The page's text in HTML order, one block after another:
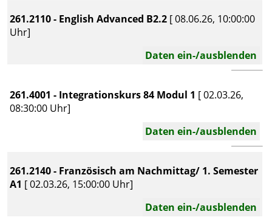
261.2110 - English Advanced B2.2[ 08.06.26, 10:00:00
Uhr]
Daten ein-/ausblenden
261.4001 - Integrationskurs 84 Modul 1 [ 02.03.26,
08:30:00 Uhr]
Daten ein-/ausblenden
261.2140 - Französisch am Nachmittag/ 1. Semester
A1 [ 02.03.26, 15:00:00 Uhr]
Daten ein-/ausblenden